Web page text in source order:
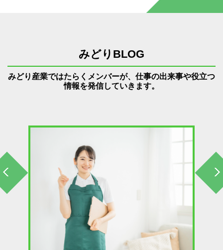
みどりBLOG
みどり産業ではたらくメンバーが、仕事の出来事や役立つ
情報を発信していきます。